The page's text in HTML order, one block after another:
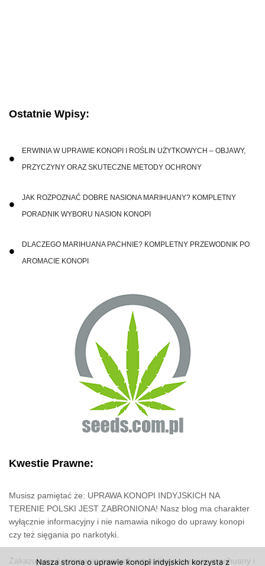
Ostatnie Wpisy:
ERWINIA W UPRAWIE KONOPI I ROŚLIN UŻYTKOWYCH – OBJAWY,
PRZYCZYNY ORAZ SKUTECZNE METODY OCHRONY
JAK ROZPOZNAĆ DOBRE NASIONA MARIHUANY? KOMPLETNY
PORADNIK WYBORU NASION KONOPI
DLACZEGO MARIHUANA PACHNIE? KOMPLETNY PRZEWODNIK PO
AROMACIE KONOPI
Kwestie Prawne:
Musisz pamiętać że: UPRAWA KONOPI INDYJSKICH NA
TERENIE POLSKI JEST ZABRONIONA! Nasz blog ma charakter
wyłącznie informacyjny i nie namawia nikogo do uprawy konopi
czy też sięgania po narkotyki.
Zakazujemy kopiowania naszych artykułów o uprawie marihuany i
Nasza strona o uprawie konopi indyjskich korzysta z